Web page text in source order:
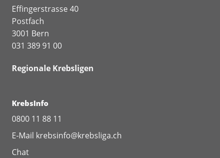
Effingerstrasse 40
Postfach
3001 Bern
031 389 91 00
Regionale Krebsligen
KrebsInfo
0800 11 88 11
E-Mail krebsinfo@krebsliga.ch
Chat